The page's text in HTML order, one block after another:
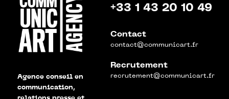
Agence conseil en
communication,
+33 1 43 20 10 49
Contact
contact@communicart.fr
Recrutement
recrutement@communicart.fr